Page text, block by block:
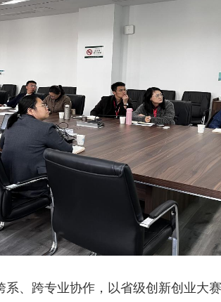
、跨专业协作，以省级创新创业大